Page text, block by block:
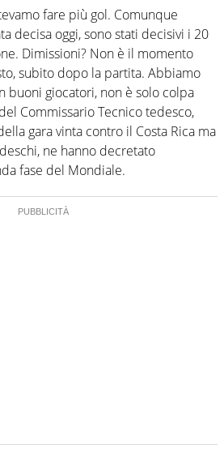
fare più gol. Comunque
decisa oggi, sono stati decisivi i 20
Dimissioni? Non è il momento
subito dopo la partita. Abbiamo
buoni giocatori, non è solo colpa
Commissario Tecnico tedesco,
gara vinta contro il Costa Rica ma
ne hanno decretato
fase del Mondiale.